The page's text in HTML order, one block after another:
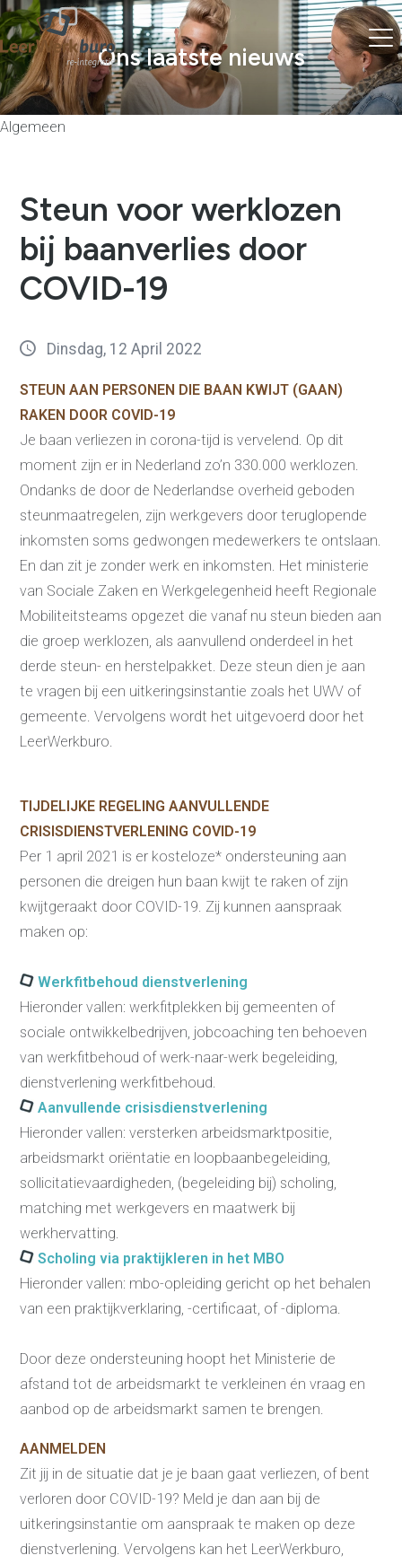
Vacatures
Laatste nieuws
Contact
Re-integratie
Modulaire dienstverlening
WerkFit maken re-integratie
WerkBehoud
Starten als zelfstandige
Budgetcoaching
Jobcenter & jobhunting
Loopbaancoaching
Uitkeringsinstantie
Aanvraag brochure 2026
Aanvraag hand-out
LeerWerkburo
Werkgevers
Budgetcoaching on the job
Outplacement
2e Spoortraject
Mediation bij
Ons testcentrum
LeerWerkburo
Team
Locaties
Nieuws
Contact
Klanten aan het
woord
Ons laatste nieuws
Algemeen
Steun voor werklozen
bij baanverlies door
COVID-19
Dinsdag, 12 April 2022
STEUN AAN PERSONEN DIE BAAN KWIJT (GAAN)
RAKEN DOOR COVID-19
Je baan verliezen in corona-tijd is vervelend. Op dit
moment zijn er in Nederland zo’n 330.000 werklozen.
Ondanks de door de Nederlandse overheid geboden
steunmaatregelen, zijn werkgevers door teruglopende
inkomsten soms gedwongen medewerkers te ontslaan.
En dan zit je zonder werk en inkomsten. Het ministerie
van Sociale Zaken en Werkgelegenheid heeft Regionale
Mobiliteitsteams opgezet die vanaf nu steun bieden aan
die groep werklozen, als aanvullend onderdeel in het
derde steun- en herstelpakket. Deze steun dien je aan
te vragen bij een uitkeringsinstantie zoals het UWV of
gemeente. Vervolgens wordt het uitgevoerd door het
LeerWerkburo.
TIJDELIJKE REGELING AANVULLENDE
CRISISDIENSTVERLENING COVID-19
Per 1 april 2021 is er kosteloze* ondersteuning aan
personen die dreigen hun baan kwijt te raken of zijn
kwijtgeraakt door COVID-19. Zij kunnen aanspraak
maken op:
Werkfitbehoud dienstverlening
Hieronder vallen: werkfitplekken bij gemeenten of
sociale ontwikkelbedrijven, jobcoaching ten behoeven
van werkfitbehoud of werk-naar-werk begeleiding,
dienstverlening werkfitbehoud.
Aanvullende crisisdienstverlening
Hieronder vallen: versterken arbeidsmarktpositie,
arbeidsmarkt oriëntatie en loopbaanbegeleiding,
sollicitatievaardigheden, (begeleiding bij) scholing,
matching met werkgevers en maatwerk bij
werkhervatting.
Scholing via praktijkleren in het MBO
Hieronder vallen: mbo-opleiding gericht op het behalen
van een praktijkverklaring, -certificaat, of -diploma.
Door deze ondersteuning hoopt het Ministerie de
afstand tot de arbeidsmarkt te verkleinen én vraag en
aanbod op de arbeidsmarkt samen te brengen.
AANMELDEN
Zit jij in de situatie dat je je baan gaat verliezen, of bent
verloren door COVID-19? Meld je dan aan bij de
uitkeringsinstantie om aanspraak te maken op deze
dienstverlening. Vervolgens kan het LeerWerkburo,